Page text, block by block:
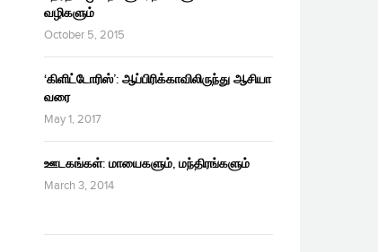
வழிகளும்
October 5, 2015
‘கிளிட்டோரிஸ்’: ஆப்பிரிக்காவிலிருந்து ஆசியா
வரை
May 1, 2017
ஊடகங்கள்: மாயைகளும், மந்திரங்களும்
March 3, 2014